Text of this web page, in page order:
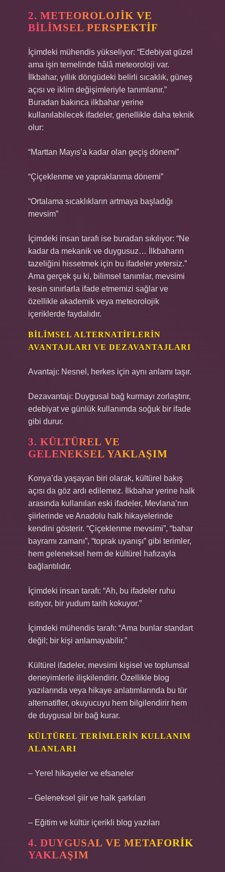
2. METEOROLOJIK VE
BILIMSEL PERSPEKTIF
İçimdeki mühendis yükseliyor: “Edebiyat güzel
ama işin temelinde hâlâ meteoroloji var.
İlkbahar, yıllık döngüdeki belirli sıcaklık, güneş
açısı ve iklim değişimleriyle tanımlanır.”
Buradan bakınca ilkbahar yerine
kullanılabilecek ifadeler, genellikle daha teknik
olur:
“Marttan Mayıs’a kadar olan geçiş dönemi”
“Çiçeklenme ve yapraklanma dönemi”
“Ortalama sıcaklıkların artmaya başladığı
mevsim”
İçimdeki insan tarafı ise buradan sıkılıyor: “Ne
kadar da mekanik ve duygusuz… İlkbaharın
tazeliğini hissetmek için bu ifadeler yetersiz.”
Ama gerçek şu ki, bilimsel tanımlar, mevsimi
kesin sınırlarla ifade etmemizi sağlar ve
özellikle akademik veya meteorolojik
içeriklerde faydalıdır.
BILIMSEL ALTERNATIFLERIN
AVANTAJLARI VE DEZAVANTAJLARI
Avantajı: Nesnel, herkes için aynı anlamı taşır.
Dezavantajı: Duygusal bağ kurmayı zorlaştırır,
edebiyat ve günlük kullanımda soğuk bir ifade
gibi durur.
3. KÜLTÜREL VE
GELENEKSEL YAKLAŞIM
Konya’da yaşayan biri olarak, kültürel bakış
açısı da göz ardı edilemez. İlkbahar yerine halk
arasında kullanılan eski ifadeler, Mevlana’nın
şiirlerinde ve Anadolu halk hikayelerinde
kendini gösterir. “Çiçeklenme mevsimi”, “bahar
bayramı zamanı”, “toprak uyanışı” gibi terimler,
hem geleneksel hem de kültürel hafızayla
bağlantılıdır.
İçimdeki insan tarafı: “Ah, bu ifadeler ruhu
ısıtıyor, bir yudum tarih kokuyor.”
İçimdeki mühendis tarafı: “Ama bunlar standart
değil; bir kişi anlamayabilir.”
Kültürel ifadeler, mevsimi kişisel ve toplumsal
deneyimlerle ilişkilendirir. Özellikle blog
yazılarında veya hikaye anlatımlarında bu tür
alternatifler, okuyucuyu hem bilgilendirir hem
de duygusal bir bağ kurar.
KÜLTÜREL TERIMLERIN KULLANIM
ALANLARI
– Yerel hikayeler ve efsaneler
– Geleneksel şiir ve halk şarkıları
– Eğitim ve kültür içerikli blog yazıları
4. DUYGUSAL VE METAFORIK
YAKLAŞIM